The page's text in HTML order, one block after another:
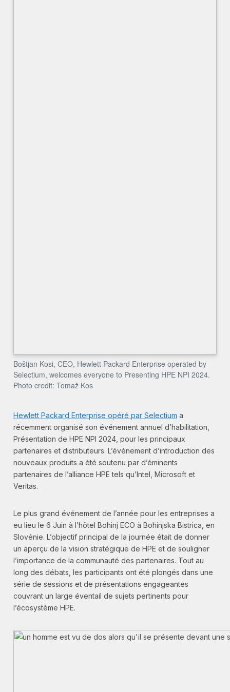
Boštjan Kosi, CEO, Hewlett Packard Enterprise operated by
Selectium, welcomes everyone to Presenting HPE NPI 2024.
Photo credit: Tomaž Kos
Hewlett Packard Enterprise opéré par Selectium a
récemment organisé son événement annuel d’habilitation,
Présentation de HPE NPI 2024, pour les principaux
partenaires et distributeurs. L’événement d’introduction des
nouveaux produits a été soutenu par d’éminents
partenaires de l’alliance HPE tels qu’Intel, Microsoft et
Veritas.
Le plus grand événement de l’année pour les entreprises a
eu lieu le 6 Juin à l’hôtel Bohinj ECO à Bohinjska Bistrica, en
Slovénie. L’objectif principal de la journée était de donner
un aperçu de la vision stratégique de HPE et de souligner
l’importance de la communauté des partenaires. Tout au
long des débats, les participants ont été plongés dans une
série de sessions et de présentations engageantes
couvrant un large éventail de sujets pertinents pour
l’écosystème HPE.